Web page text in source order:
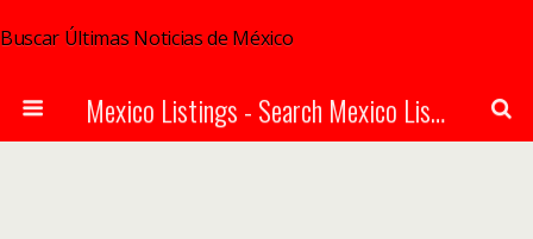
Buscar Últimas Noticias de México
Mexico Listings - Search Mexico Listings Online